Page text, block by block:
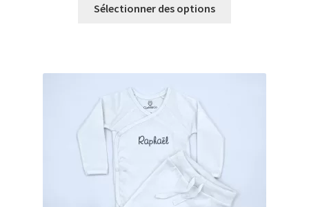
Sélectionner des options